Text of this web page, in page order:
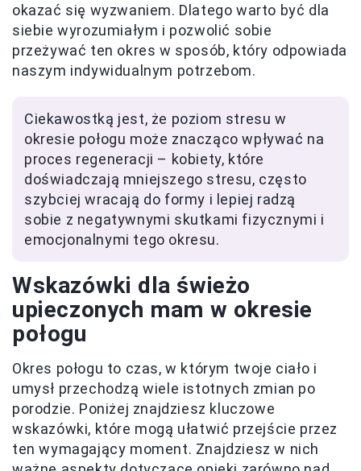
okazać się wyzwaniem. Dlatego warto być dla
siebie wyrozumiałym i pozwolić sobie
przeżywać ten okres w sposób, który odpowiada
naszym indywidualnym potrzebom.
Ciekawostką jest, że poziom stresu w
okresie połogu może znacząco wpływać na
proces regeneracji – kobiety, które
doświadczają mniejszego stresu, często
szybciej wracają do formy i lepiej radzą
sobie z negatywnymi skutkami fizycznymi i
emocjonalnymi tego okresu.
Wskazówki dla świeżo
upieczonych mam w okresie
połogu
Okres połogu to czas, w którym twoje ciało i
umysł przechodzą wiele istotnych zmian po
porodzie. Poniżej znajdziesz kluczowe
wskazówki, które mogą ułatwić przejście przez
ten wymagający moment. Znajdziesz w nich